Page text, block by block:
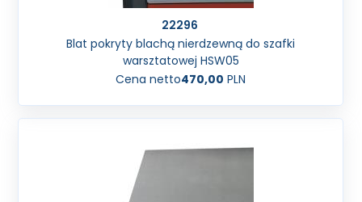
22296
Blat pokryty blachą nierdzewną do szafki
warsztatowej HSW05
Cena netto470,00 PLN